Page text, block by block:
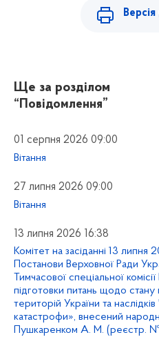
Ще за розділом
“Повідомлення”
01 серпня 2026 09:00
Вітання
27 липня 2026 09:00
Вітання
13 липня 2026 16:38
Комітет на засіданні 13
Постанови Верховної Ради
Тимчасової спеціальної
підготовки питань щодо стану
територій України та
катастрофи», внесений
Пушкаренком А. М. (реєстр. №